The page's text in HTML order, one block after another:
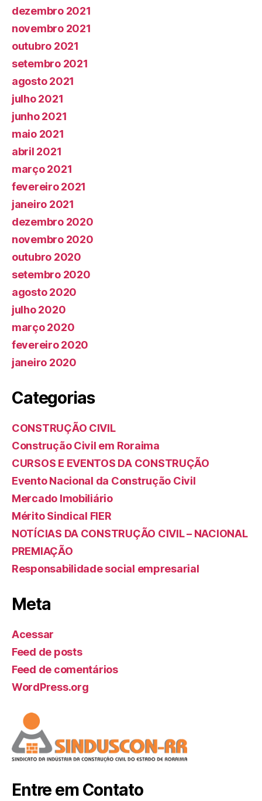
dezembro 2021
novembro 2021
outubro 2021
setembro 2021
agosto 2021
julho 2021
junho 2021
maio 2021
abril 2021
março 2021
fevereiro 2021
janeiro 2021
dezembro 2020
novembro 2020
outubro 2020
setembro 2020
agosto 2020
julho 2020
março 2020
fevereiro 2020
janeiro 2020
Categorias
CONSTRUÇÃO CIVIL
Construção Civil em Roraima
CURSOS E EVENTOS DA CONSTRUÇÃO
Evento Nacional da Construção Civil
Mercado Imobiliário
Mérito Sindical FIER
NOTÍCIAS DA CONSTRUÇÃO CIVIL – NACIONAL
PREMIAÇÃO
Responsabilidade social empresarial
Meta
Acessar
Feed de posts
Feed de comentários
WordPress.org
Entre em Contato